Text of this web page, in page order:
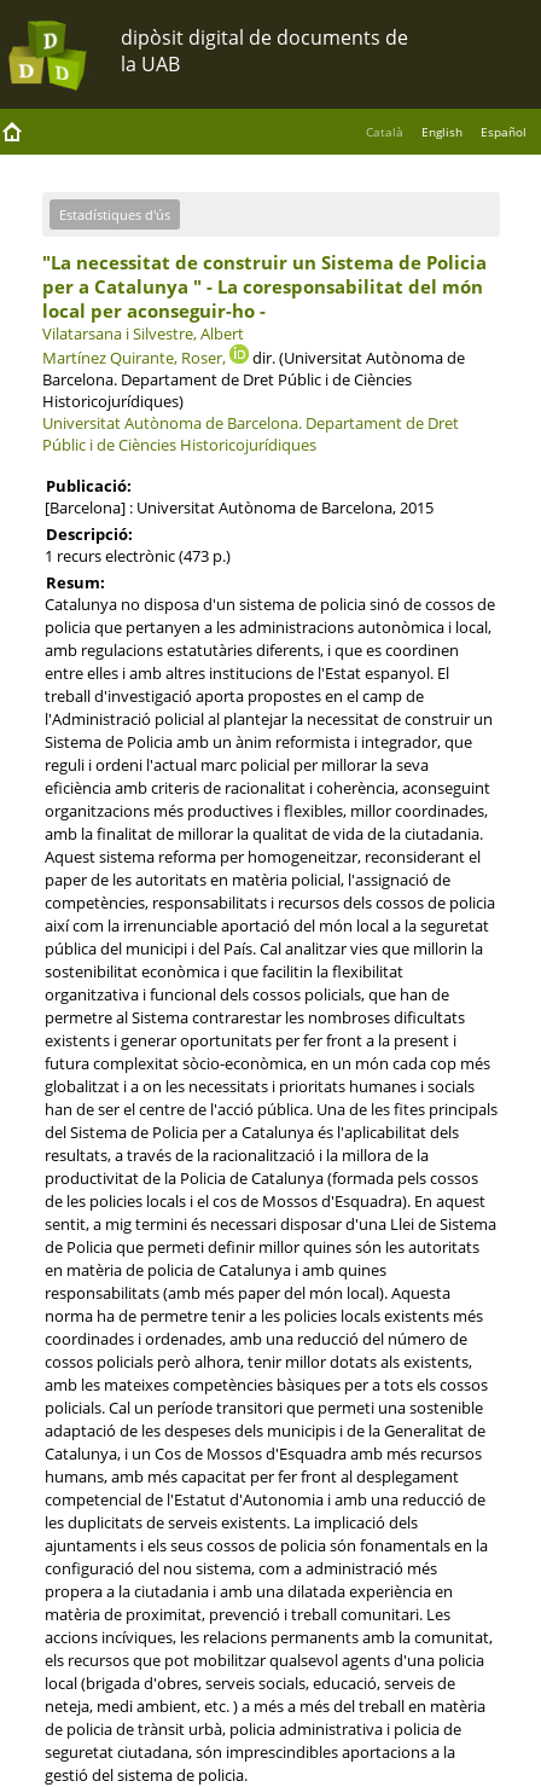
Català English Español
Estadístiques d'ús
"La necessitat de construir un Sistema de Policia
per a Catalunya " - La coresponsabilitat del món
local per aconseguir-ho -
Vilatarsana i Silvestre, Albert
Martínez Quirante, Roser,
dir. (Universitat Autònoma de
Barcelona. Departament de Dret Públic i de Ciències
Historicojurídiques)
Universitat Autònoma de Barcelona. Departament de Dret
Públic i de Ciències Historicojurídiques
Publicació:
[Barcelona] : Universitat Autònoma de Barcelona, 2015
Descripció:
1 recurs electrònic (473 p.)
Resum:
Catalunya no disposa d'un sistema de policia sinó de cossos de
policia que pertanyen a les administracions autonòmica i local,
amb regulacions estatutàries diferents, i que es coordinen
entre elles i amb altres institucions de l'Estat espanyol. El
treball d'investigació aporta propostes en el camp de
l'Administració policial al plantejar la necessitat de construir un
Sistema de Policia amb un ànim reformista i integrador, que
reguli i ordeni l'actual marc policial per millorar la seva
eficiència amb criteris de racionalitat i coherència, aconseguint
organitzacions més productives i flexibles, millor coordinades,
amb la finalitat de millorar la qualitat de vida de la ciutadania.
Aquest sistema reforma per homogeneitzar, reconsiderant el
paper de les autoritats en matèria policial, l'assignació de
competències, responsabilitats i recursos dels cossos de policia
així com la irrenunciable aportació del món local a la seguretat
pública del municipi i del País. Cal analitzar vies que millorin la
sostenibilitat econòmica i que facilitin la flexibilitat
organitzativa i funcional dels cossos policials, que han de
permetre al Sistema contrarestar les nombroses dificultats
existents i generar oportunitats per fer front a la present i
futura complexitat sòcio-econòmica, en un món cada cop més
globalitzat i a on les necessitats i prioritats humanes i socials
han de ser el centre de l'acció pública. Una de les fites principals
del Sistema de Policia per a Catalunya és l'aplicabilitat dels
resultats, a través de la racionalització i la millora de la
productivitat de la Policia de Catalunya (formada pels cossos
de les policies locals i el cos de Mossos d'Esquadra). En aquest
sentit, a mig termini és necessari disposar d'una Llei de Sistema
de Policia que permeti definir millor quines són les autoritats
en matèria de policia de Catalunya i amb quines
responsabilitats (amb més paper del món local). Aquesta
norma ha de permetre tenir a les policies locals existents més
coordinades i ordenades, amb una reducció del número de
cossos policials però alhora, tenir millor dotats als existents,
amb les mateixes competències bàsiques per a tots els cossos
policials. Cal un període transitori que permeti una sostenible
adaptació de les despeses dels municipis i de la Generalitat de
Catalunya, i un Cos de Mossos d'Esquadra amb més recursos
humans, amb més capacitat per fer front al desplegament
competencial de l'Estatut d'Autonomia i amb una reducció de
les duplicitats de serveis existents. La implicació dels
ajuntaments i els seus cossos de policia són fonamentals en la
configuració del nou sistema, com a administració més
propera a la ciutadania i amb una dilatada experiència en
matèria de proximitat, prevenció i treball comunitari. Les
accions incíviques, les relacions permanents amb la comunitat,
els recursos que pot mobilitzar qualsevol agents d'una policia
local (brigada d'obres, serveis socials, educació, serveis de
neteja, medi ambient, etc. ) a més a més del treball en matèria
de policia de trànsit urbà, policia administrativa i policia de
seguretat ciutadana, són imprescindibles aportacions a la
gestió del sistema de policia.